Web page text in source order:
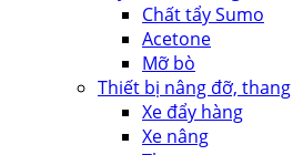
Chất tẩy Sumo
Acetone
Mỡ bò
Thiết bị nâng đỡ, thang
Xe đẩy hàng
Xe nâng